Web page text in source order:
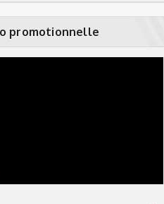
promotionnelle